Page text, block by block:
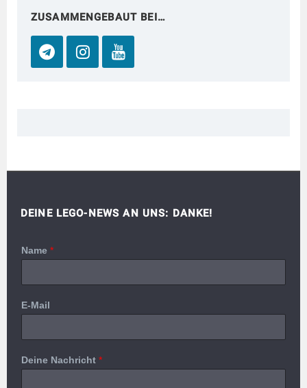
ZUSAMMENGEBAUT BEI…
DEINE LEGO-NEWS AN UNS: DANKE!
Name *
E-Mail
Deine Nachricht *